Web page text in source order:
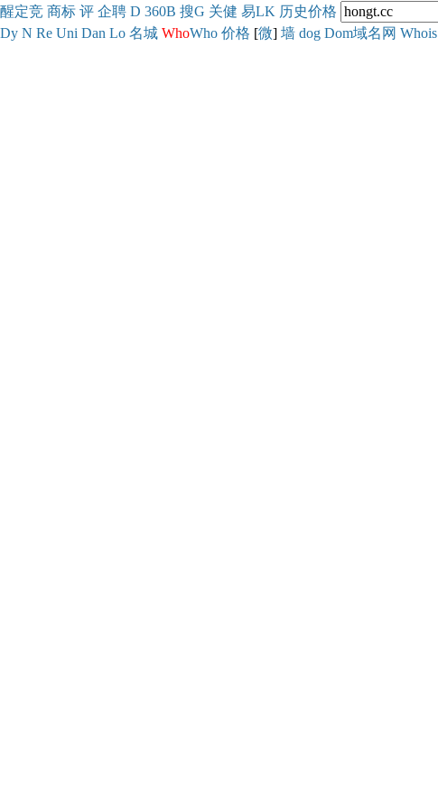
醒定竞 商标 评 企聘 D 360B 搜G 关健 易LK 历史价格
Dy N Re Uni Dan Lo 名城 WhoWho 价格 [微] 墙 dog Dom域名网 Whois